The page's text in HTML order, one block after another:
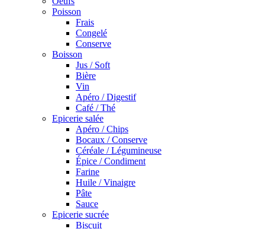
Poisson
Frais
Congelé
Conserve
Boisson
Jus / Soft
Bière
Vin
Apéro / Digestif
Café / Thé
Epicerie salée
Apéro / Chips
Bocaux / Conserve
Céréale / Légumineuse
Épice / Condiment
Farine
Huile / Vinaigre
Pâte
Sauce
Epicerie sucrée
Biscuit